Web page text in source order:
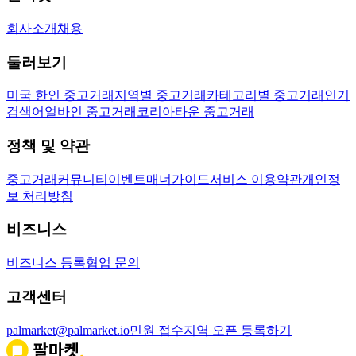
회사소개 채용
둘러보기
미국 한인 중고거래 지역별 중고거래 카테고리별 중고거래 인기
검색어 얼바인 중고거래 코리아타운 중고거래
정책 및 약관
중고거래 커뮤니티 이벤트매너가이드서비스 이용약관개인정
보 처리방침
비즈니스
비즈니스 등록협업 문의
고객센터
palmarket@palmarket.io민원 접수지역 오픈 등록하기